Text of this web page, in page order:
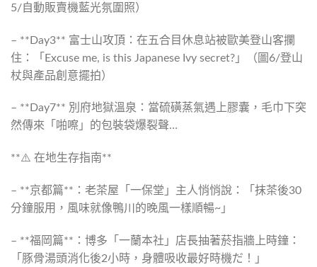
5/自動販賣機藍光氛圍照）
– **Day3** 富士山攻頂：在五合目休息站被歐美登山客攔
住：「Excuse me, is this Japanese Ivy secret?」（圖6/登山
杖與產品創意擺拍）
– **Day7** 別府地獄溫泉：當硫磺蒸氣遇上膠囊，毛巾下突
然傳來「啪嚓」的包裝袋爆裂聲…
**⚠️ 在地生存指南**
– **京都篇**：老茶屋「一保堂」主人悄悄說：「抹茶後30
分鐘服用，風味就像鴨川的晚風一樣順暢~」
– **福岡篇**：博多「一蘭本社」店長抽著菸指牆上時鐘：
「豚骨湯頭消化後2小時，身體吸收最好時機だ！」